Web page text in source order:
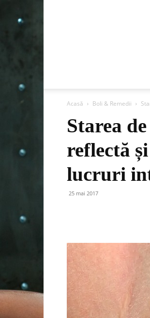
Acasă Boli & Remedii
Starea
reflectă
lucruri
25 mai 2017